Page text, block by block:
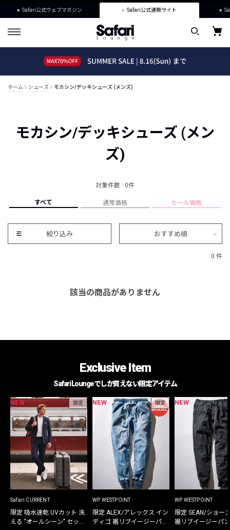
Safari公式ウェブマガジン Safari公式通販サイト
ホーム シューズ モカシン/デッキシューズ (メンズ)
モカシン/デッキシューズ (メン
ズ)
対象件数 : 0件
すべて 通常価格 セール価格
絞り込み おすすめ順
0 件
該当の商品がありません
Exclusive Item
Safari Loungeでしか買えない限定アイテム
NEW 限定
Safari CURRENT
限定 吸水速乾 UVカット 洗
える "オールシーン" セット
NEW 限定
WP WESTPOINT
限定 ALEX/アレックス イン
ディゴ 裾リブイージーパン
NEW
WP WESTPOINT
限定 SEAN/ショー
裾リブイージーパ